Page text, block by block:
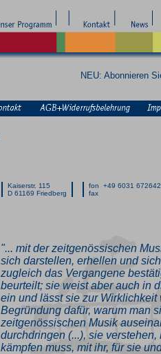
NEU: Abonnieren
Kaiserstr. 115
D 61169 Friedberg
fon +49 6031
fax
"... mit der zeitgenössischen
sich darstellen, erhellen und
zugleich das Vergangene
beurteilt; sie weist aber auch in
ein und lässt sie zur Wirklichkeit
Begründung dafür, warum man
zeitgenössischen Musik
durchdringen (...), sie
kämpfen muss, mit ihr, für sie